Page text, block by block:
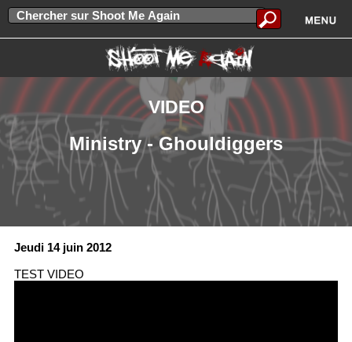
VIDEO
Ministry - Ghouldiggers
Jeudi 14 juin 2012
TEST VIDEO